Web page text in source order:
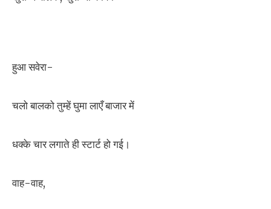
हुआ सवेरा-
चलो बालको तुम्हें घुमा लाएँ बाजार में
धक्के चार लगाते ही स्टार्ट हो गई।
वाह-वाह,